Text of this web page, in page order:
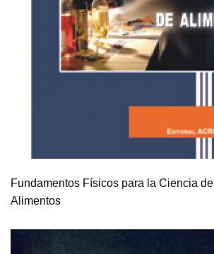
Fundamentos Físicos para la Ciencia de
Alimentos